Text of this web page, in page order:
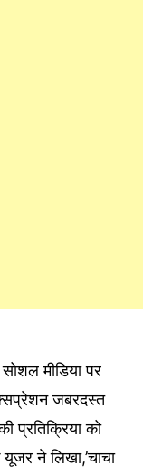
मीडिया पर
जबरदस्त
प्रतिक्रिया को
ने लिखा,’चाचा